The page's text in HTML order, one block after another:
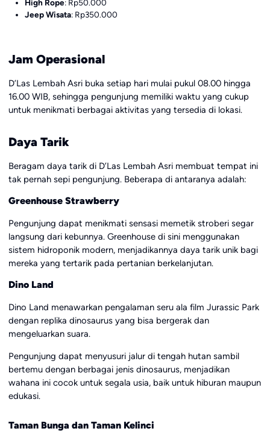
High Rope: Rp50.000
Jeep Wisata: Rp350.000
Jam Operasional
D’Las Lembah Asri buka setiap hari mulai pukul 08.00 hingga
16.00 WIB, sehingga pengunjung memiliki waktu yang cukup
untuk menikmati berbagai aktivitas yang tersedia di lokasi.
Daya Tarik
Beragam daya tarik di D’Las Lembah Asri membuat tempat ini
tak pernah sepi pengunjung. Beberapa di antaranya adalah:
Greenhouse Strawberry
Pengunjung dapat menikmati sensasi memetik stroberi segar
langsung dari kebunnya. Greenhouse di sini menggunakan
sistem hidroponik modern, menjadikannya daya tarik unik bagi
mereka yang tertarik pada pertanian berkelanjutan.
Dino Land
Dino Land menawarkan pengalaman seru ala film Jurassic Park
dengan replika dinosaurus yang bisa bergerak dan
mengeluarkan suara.
Pengunjung dapat menyusuri jalur di tengah hutan sambil
bertemu dengan berbagai jenis dinosaurus, menjadikan
wahana ini cocok untuk segala usia, baik untuk hiburan maupun
edukasi.
Taman Bunga dan Taman Kelinci